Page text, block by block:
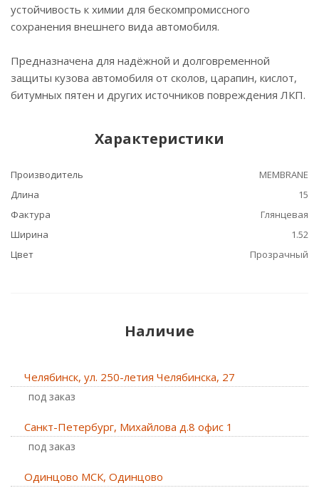
устойчивость к химии для бескомпромиссного
сохранения внешнего вида автомобиля.
Предназначена для надёжной и долговременной
защиты кузова автомобиля от сколов, царапин, кислот,
битумных пятен и других источников повреждения ЛКП.
Характеристики
Производитель
MEMBRANE
Длина
15
Фактура
Глянцевая
Ширина
1.52
Цвет
Прозрачный
Наличие
Челябинск, ул. 250-летия Челябинска, 27
Под заказ
Санкт-Петербург, Михайлова д.8 офис 1
Под заказ
Одинцово МСК, Одинцово